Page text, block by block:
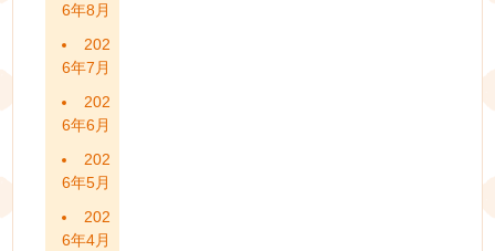
6年8月
202
6年7月
202
6年6月
202
6年5月
202
6年4月